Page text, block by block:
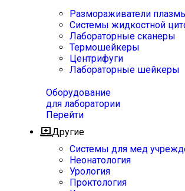
Размораживатели
Системы жидкостной
Лабораторные сканеры
Термошейкеры
Центрифуги
Лабораторные шейкеры
Оборудование
для лаборатории
Перейти
Другие
Системы для мед
Неонатология
Урология
Проктология